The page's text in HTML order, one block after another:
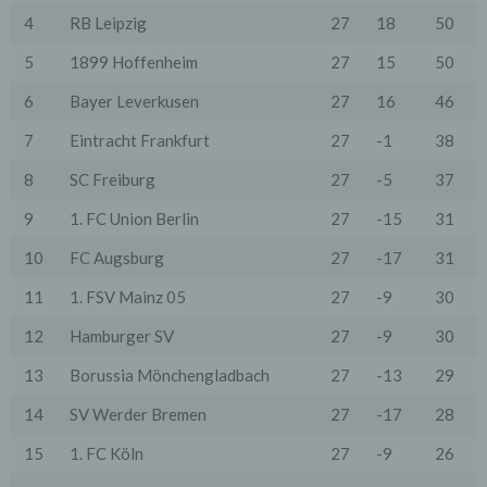
4
RB Leipzig 27 18
50
5
1899 Hoffenheim 27 15
50
6
Bayer Leverkusen 27 16
46
7
Eintracht Frankfurt 27 -1
38
8
SC Freiburg 27 -5
37
9
1. FC Union Berlin 27 -15
31
10
FC Augsburg 27 -17
31
11
1. FSV Mainz 05 27 -9
30
12
Hamburger SV 27 -9
30
13
Borussia Mönchengladbach 27 -13
29
14
SV Werder Bremen 27 -17
28
15
1. FC Köln 27 -9
26
Drittstaaten erfolgt entweder auf Grundlage einer
oder spezieller Vertragsklauseln, die eine gesetzlich
3. Verarbeitung personenbezogener Daten
Die personenbezogenen Daten werden, neben den
genannten Verwendung, für die folgenden Zwecke auf
Grundlage gesetzlicher Erlaubnisse oder
Einwilligungen der Nutzer verarbeitet:
- Die Zurverfügungstellung, Ausführung, Pflege,
und Nutzerleistungen;
und technischen Supports.
Wir übermitteln die Daten der Nutzer an Dritte nur,
an einen Zahlungsdienstleister) oder für andere
vertraglichen Verpflichtungen gegenüber den Nutzern